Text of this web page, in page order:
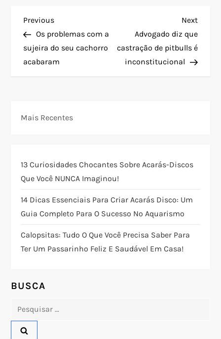
N
a
v
g
ç
ã
o
d
e
P
o
s
Previous
Post
Previous
Os problemas com a
sujeira do seu cachorro
acabaram
Next
Post
Next
Advogado diz que
castração de pitbulls é
inconstitucional
Mais Recentes
13 Curiosidades Chocantes Sobre Acarás-Discos
Que Você NUNCA Imaginou!
14 Dicas Essenciais Para Criar Acarás Disco: Um
Guia Completo Para O Sucesso No Aquarismo
Calopsitas: Tudo O Que Você Precisa Saber Para
Ter Um Passarinho Feliz E Saudável Em Casa!
BUSCA